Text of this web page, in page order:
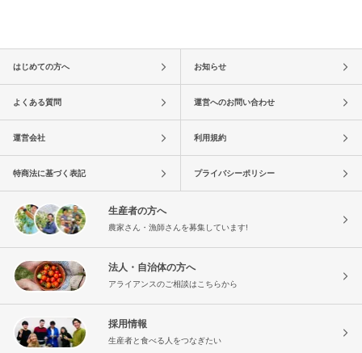
はじめての方へ お知らせ
よくある質問 運営へのお問い合わせ
運営会社 利用規約
特商法に基づく表記 プライバシーポリシー
生産者の方へ
農家さん・漁師さんを募集しています!
法人・自治体の方へ
アライアンスのご相談はこちらから
採用情報
生産者と食べる人をつなぎたい